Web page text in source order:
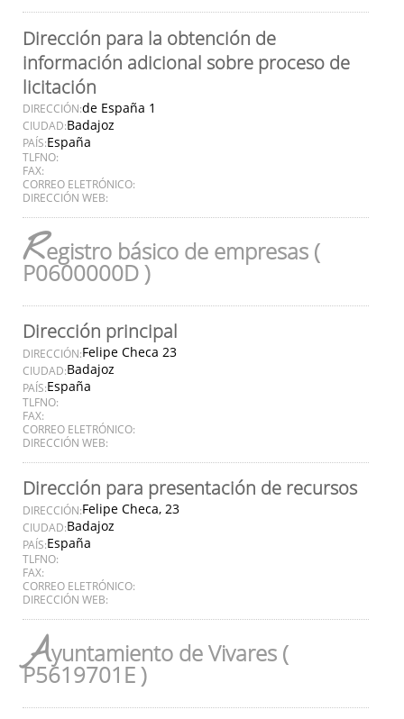
Dirección para la obtención de
información adicional sobre proceso de
licitación
DIRECCIÓN:de España 1
CIUDAD:Badajoz
PAÍS:España
TLFNO:
FAX:
CORREO ELETRÓNICO:
DIRECCIÓN WEB:
Registro básico de empresas (
P0600000D )
Dirección principal
DIRECCIÓN:Felipe Checa 23
CIUDAD:Badajoz
PAÍS:España
TLFNO:
FAX:
CORREO ELETRÓNICO:
DIRECCIÓN WEB:
Dirección para presentación de recursos
DIRECCIÓN:Felipe Checa, 23
CIUDAD:Badajoz
PAÍS:España
TLFNO:
FAX:
CORREO ELETRÓNICO:
DIRECCIÓN WEB:
Ayuntamiento de Vivares (
P5619701E )